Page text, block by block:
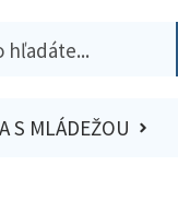
S MLÁDEŽOU